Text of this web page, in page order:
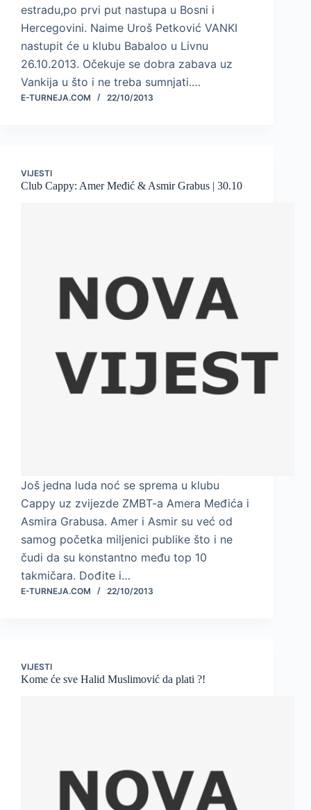
estradu,po prvi put nastupa u Bosni i
Hercegovini. Naime Uroš Petković VANKI
nastupit će u klubu Babaloo u Livnu
26.10.2013. Očekuje se dobra zabava uz
Vankija u što i ne treba sumnjati.…
E-TURNEJA.COM 22/10/2013
VIJESTI
Club Cappy: Amer Međić & Asmir Grabus | 30.10
Još jedna luda noć se sprema u klubu
Cappy uz zvijezde ZMBT-a Amera Međića i
Asmira Grabusa. Amer i Asmir su već od
samog početka miljenici publike što i ne
čudi da su konstantno među top 10
takmičara. Dođite i…
E-TURNEJA.COM 22/10/2013
VIJESTI
Kome će sve Halid Muslimović da plati ?!